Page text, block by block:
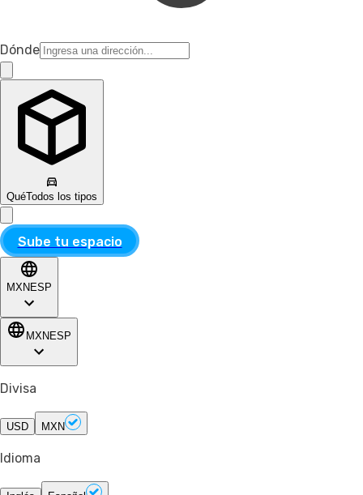
Dónde
QuéTodos los tipos
Sube tu espacio
MXN ESP
MXN ESP
Divisa
USD MXN
Idioma